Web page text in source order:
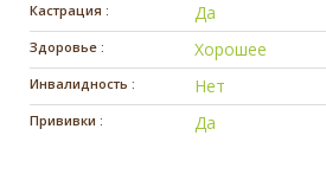
Кастрация : Да
Здоровье : Хорошее
Инвалидность : Нет
Прививки : Да